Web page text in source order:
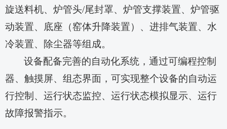
旋送料机、炉管头/尾封罩、炉管支撑装置、炉管驱
动装置、底座（窑体升降装置）、进排气装置、水
冷装置、除尘器等组成。
设备配备完善的自动化系统，通过可编程控制
器、触摸屏、组态界面，可实现整个设备的自动运
行控制、运行状态监控、运行状态模拟显示、运行
故障报警指示。